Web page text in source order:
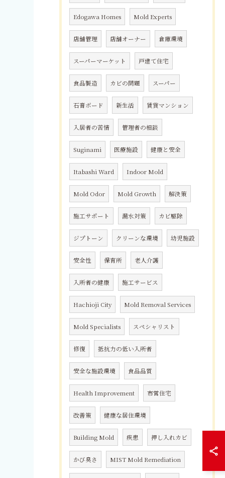
Edogawa Homes Mold Experts
店舗管理 店舗オーナー 倉庫環境
スーパーマーケット 戸建て住宅
食品製造 カビの問題 スーパー
石膏ボード 新生活 賃貸マンション
入居者の苦情 管理者の相談
Suginami 医療施設 健康と安全
Itabashi Ward Indoor Mold
Mold Odor Mold Growth 解決策
施工サポート 漏水対策 カビ駆除
ジプトーン クリーンな環境 幼児施設
安全性 保育所 老人介護
入所者の健康 施工サービス
Hachioji City Mold Removal Services
Mold Specialists スペシャリスト
修復 抵抗力の低い入所者
安全な施設環境 食品品質
Health Improvement 市営住宅
改善策 健康な居住環境
Building Mold 疾患 押し入れカビ
かび臭さ MIST Mold Remediation